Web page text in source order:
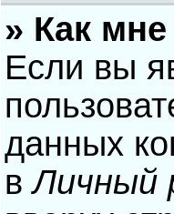
» Как
Если вы
данных
вЛичный